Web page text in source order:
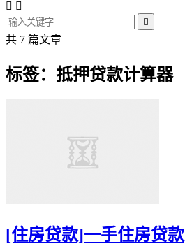
 

共 7 篇文章
标签：抵押贷款计算器
[住房贷款]一手住房贷款